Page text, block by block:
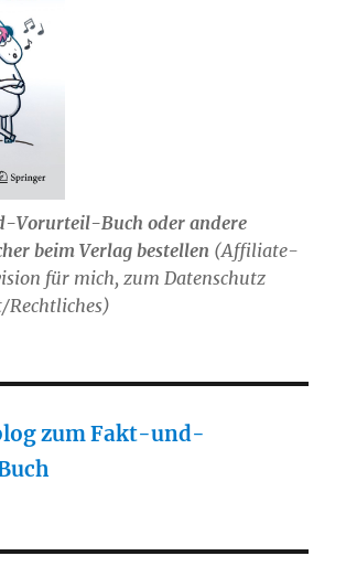
Vorurteil-Buch oder andere
beim Verlag bestellen (Affiliate-
für mich, zum Datenschutz
Rechtliches)
zum Fakt-und-